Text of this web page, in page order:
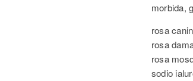
morbida,
rosa
rosa
rosa
sodio